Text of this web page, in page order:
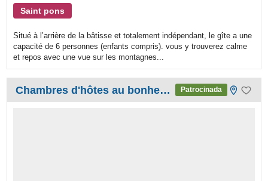
Saint pons
Situé à l’arrière de la bâtisse et totalement indépendant, le gîte a une
capacité de 6 personnes (enfants compris). vous y trouverez calme
et repos avec une vue sur les montagnes...
Chambres d'hôtes au bonheur du lac Patrocinada